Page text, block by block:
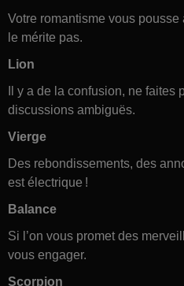
Votre romantisme vous
le mérite pas.
Lion
Il y a de la confusion, ne faites
discussions ambiguës.
Vierge
Des rebondissements, des
est électrique !
Balance
Si l’on vous promet des
vous engager.
Scorpion